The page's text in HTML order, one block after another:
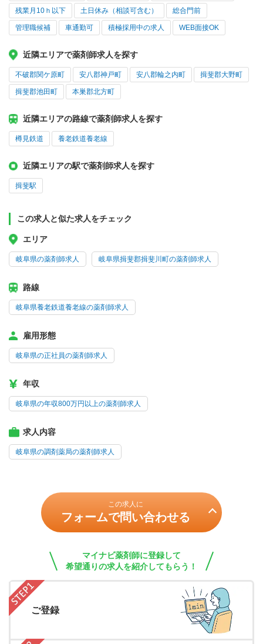
残業月10ｈ以下 土日休み（相談可含む） 総合門前
管理職候補 車通勤可 積極採用中の求人 WEB面接OK
近隣エリアで薬剤師求人を探す
不破郡関ケ原町 安八郡神戸町 安八郡輪之内町 揖斐郡大野町
揖斐郡池田町 本巣郡北方町
近隣エリアの路線で薬剤師求人を探す
樽見鉄道 養老鉄道養老線
近隣エリアの駅で薬剤師求人を探す
揖斐駅
この求人と似た求人をチェック
エリア
岐阜県の薬剤師求人 岐阜県揖斐郡揖斐川町の薬剤師求人
路線
岐阜県養老鉄道養老線の薬剤師求人
雇用形態
岐阜県の正社員の薬剤師求人
年収
岐阜県の年収800万円以上の薬剤師求人
求人内容
岐阜県の調剤薬局の薬剤師求人
この求人に
フォームで問い合わせる
マイナビ薬剤師に登録して
希望通りの求人を紹介してもらう！
ご登録